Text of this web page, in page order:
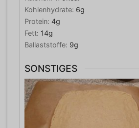
Kohlenhydrate: 6g
Protein: 4g
Fett: 14g
Ballaststoffe: 9g
SONSTIGES